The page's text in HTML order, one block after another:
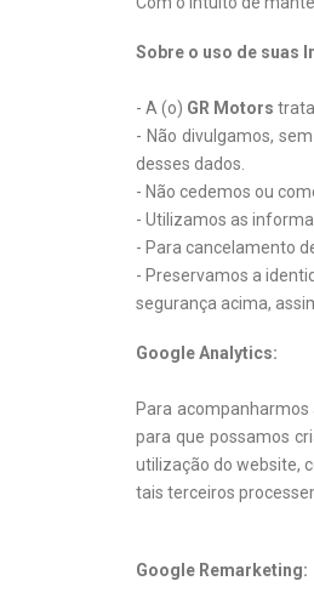
Sobre o uso de suas
- A (o) GR Motors
- Não divulgamos,
desses dados.
- Não cedemos ou
- Utilizamos as
- Para cancelamento
- Preservamos a
segurança acima,
Google Analytics:
Para
para que possamos
utilização do website,
tais terceiros
Google Remarketing: